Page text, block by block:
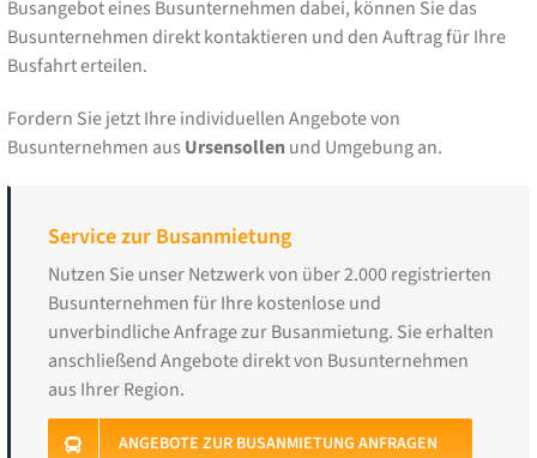
Busangebot eines Busunternehmen dabei, können Sie das
Busunternehmen direkt kontaktieren und den Auftrag für Ihre
Busfahrt erteilen.
Fordern Sie jetzt Ihre individuellen Angebote von
Busunternehmen aus Ursensollenund Umgebung an.
Service zur Busanmietung
Nutzen Sie unser Netzwerk von über 2.000 registrierten
Busunternehmen für Ihre kostenlose und
unverbindliche Anfrage zur Busanmietung. Sie erhalten
anschließend Angebote direkt von Busunternehmen
aus Ihrer Region.
ANGEBOTE ZUR BUSANMIETUNG ANFRAGEN